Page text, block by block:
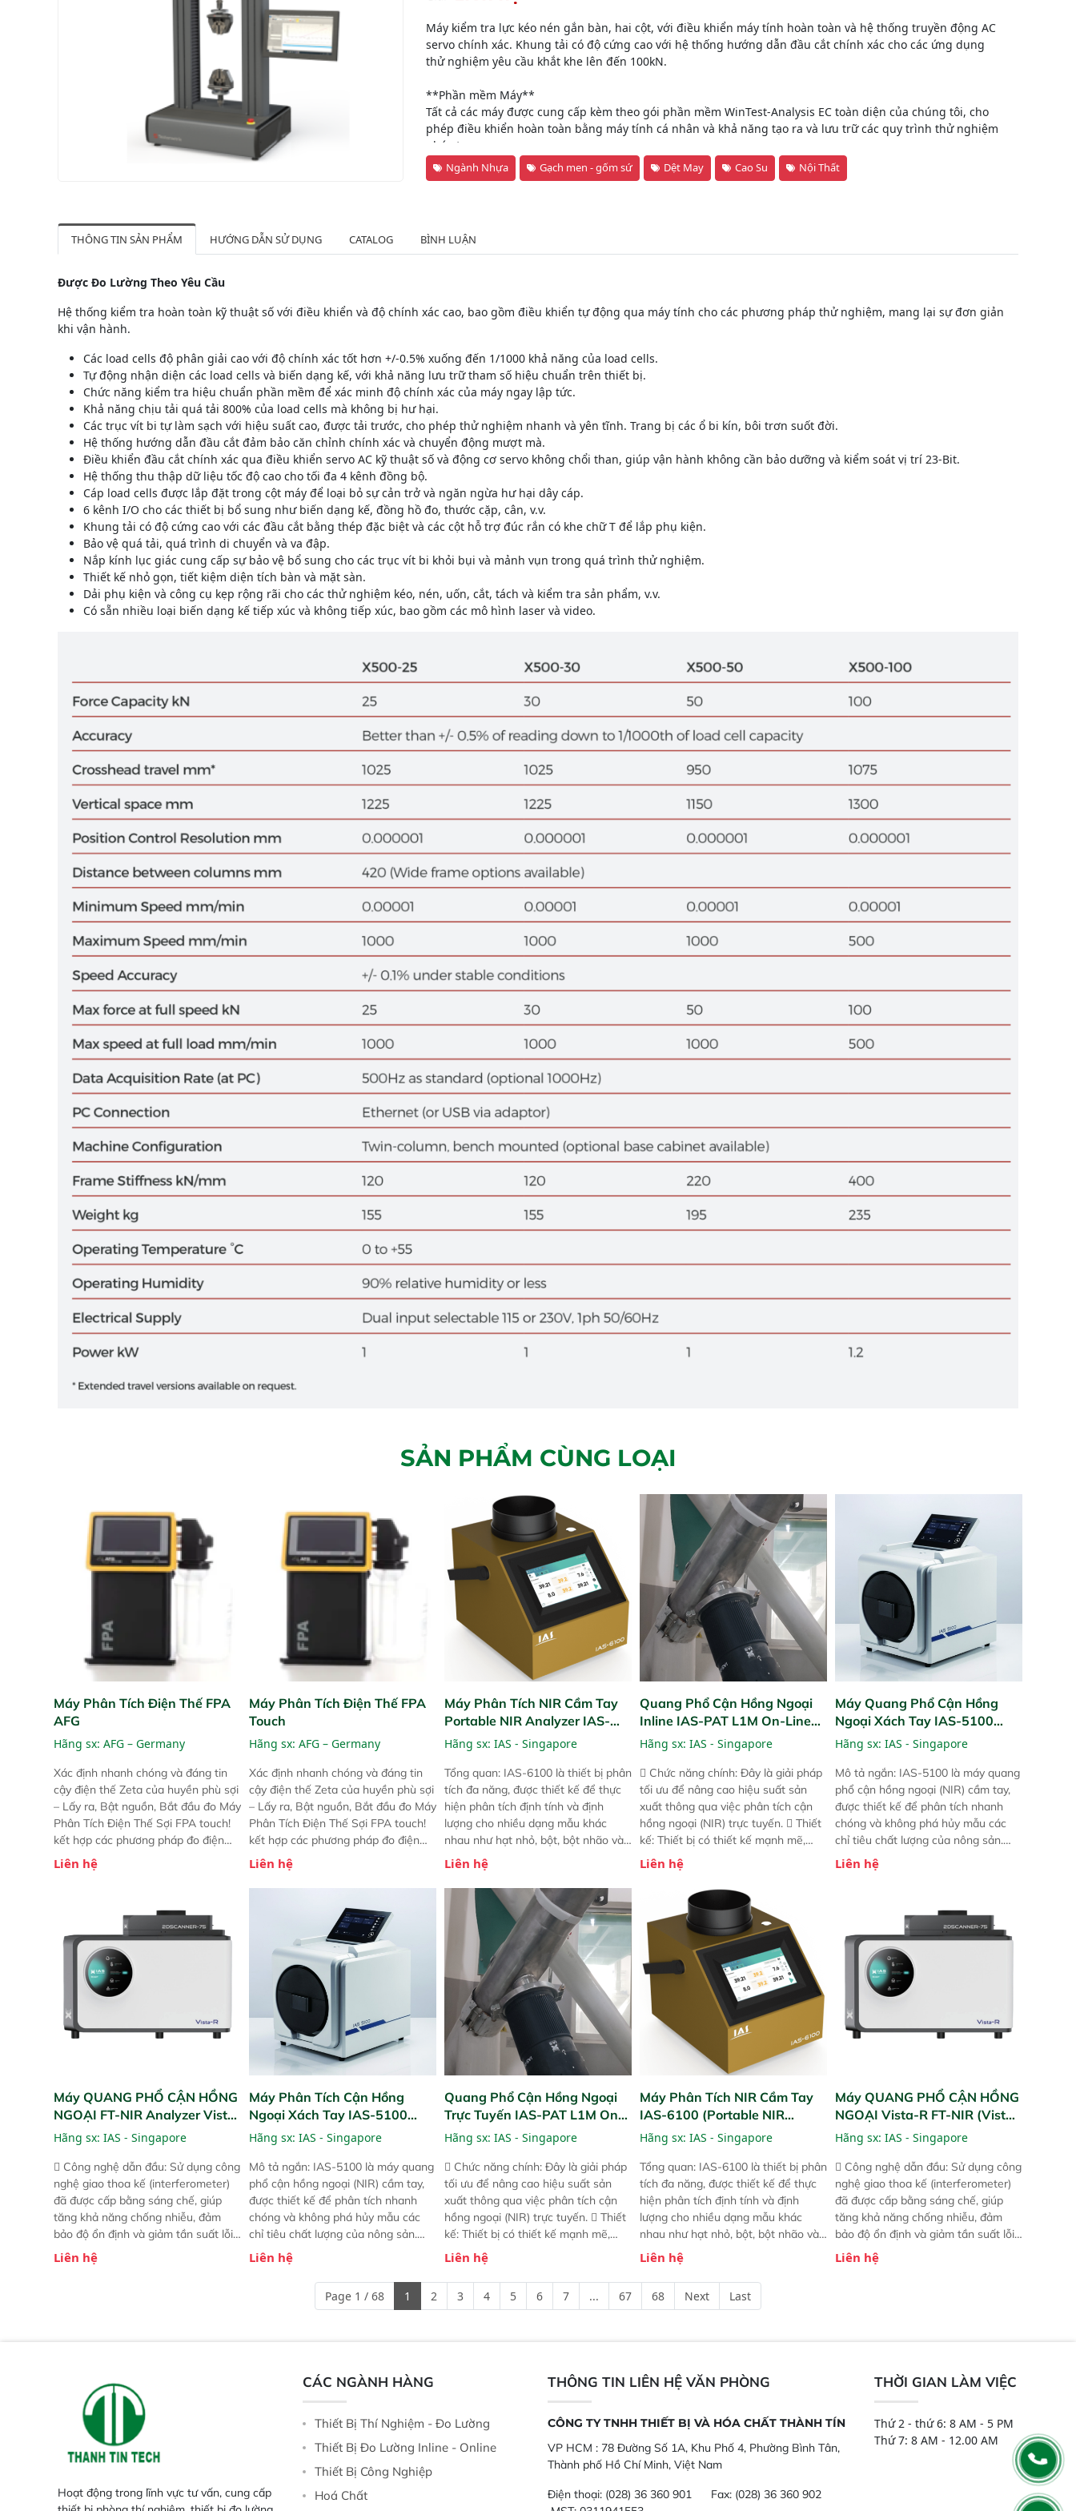
Máy kiểm tra lực kéo nén gắn bàn, hai cột, với điều khiển máy tính hoàn toàn và hệ thống truyền động AC
servo chính xác. Khung tải có độ cứng cao với hệ thống hướng dẫn đầu cắt chính xác cho các ứng dụng
thử nghiệm yêu cầu khắt khe lên đến 100kN.
**Phần mềm Máy**
Tất cả các máy được cung cấp kèm theo gói phần mềm WinTest-Analysis EC toàn diện của chúng tôi, cho
phép điều khiển hoàn toàn bằng máy tính cá nhân và khả năng tạo ra và lưu trữ các quy trình thử nghiệm
phức tạp.
Ngành Nhựa Gạch men - gốm sứ Dệt May Cao Su Nội Thất
THÔNG TIN SẢN PHẨM HƯỚNG DẪN SỬ DỤNG CATALOG BÌNH LUẬN
Được Đo Lường Theo Yêu Cầu
Hệ thống kiểm tra hoàn toàn kỹ thuật số với điều khiển và độ chính xác cao, bao gồm điều khiển tự động qua máy tính cho các phương pháp thử nghiệm, mang lại sự đơn giản
khi vận hành.
Các load cells độ phân giải cao với độ chính xác tốt hơn +/-0.5% xuống đến 1/1000 khả năng của load cells.
Tự động nhận diện các load cells và biến dạng kế, với khả năng lưu trữ tham số hiệu chuẩn trên thiết bị.
Chức năng kiểm tra hiệu chuẩn phần mềm để xác minh độ chính xác của máy ngay lập tức.
Khả năng chịu tải quá tải 800% của load cells mà không bị hư hại.
Các trục vít bi tự làm sạch với hiệu suất cao, được tải trước, cho phép thử nghiệm nhanh và yên tĩnh. Trang bị các ổ bi kín, bôi trơn suốt đời.
Hệ thống hướng dẫn đầu cắt đảm bảo căn chỉnh chính xác và chuyển động mượt mà.
Điều khiển đầu cắt chính xác qua điều khiển servo AC kỹ thuật số và động cơ servo không chổi than, giúp vận hành không cần bảo dưỡng và kiểm soát vị trí 23-Bit.
Hệ thống thu thập dữ liệu tốc độ cao cho tối đa 4 kênh đồng bộ.
Cáp load cells được lắp đặt trong cột máy để loại bỏ sự cản trở và ngăn ngừa hư hại dây cáp.
6 kênh I/O cho các thiết bị bổ sung như biến dạng kế, đồng hồ đo, thước cặp, cân, v.v.
Khung tải có độ cứng cao với các đầu cắt bằng thép đặc biệt và các cột hỗ trợ đúc rắn có khe chữ T để lắp phụ kiện.
Bảo vệ quá tải, quá trình di chuyển và va đập.
Nắp kính lục giác cung cấp sự bảo vệ bổ sung cho các trục vít bi khỏi bụi và mảnh vụn trong quá trình thử nghiệm.
Thiết kế nhỏ gọn, tiết kiệm diện tích bàn và mặt sàn.
Dải phụ kiện và công cụ kẹp rộng rãi cho các thử nghiệm kéo, nén, uốn, cắt, tách và kiểm tra sản phẩm, v.v.
Có sẵn nhiều loại biến dạng kế tiếp xúc và không tiếp xúc, bao gồm các mô hình laser và video.
SẢN PHẨM CÙNG LOẠI
Máy Phân Tích Điện Thế FPA
AFG
Hãng sx: AFG – Germany
Xác định nhanh chóng và đáng tin
cậy điện thế Zeta của huyền phù sợi
– Lấy ra, Bật nguồn, Bắt đầu đo Máy
Phân Tích Điện Thế Sợi FPA touch!
kết hợp các phương pháp đo điện
thế Zeta đã được chứng minh với sự
đơn giản tuyệt vời trong thao tác và
trước đó. Nhưng so với các phiên
bản trước, FPA touch! nhỏ hơn và
nhẹ hơn đáng kể, đồng thời được
nâng cấp với các tính năng mới.
Liên hệ
Máy Phân Tích Điện Thế FPA
Touch
Hãng sx: AFG – Germany
Xác định nhanh chóng và đáng tin
cậy điện thế Zeta của huyền phù sợi
– Lấy ra, Bật nguồn, Bắt đầu đo Máy
Phân Tích Điện Thế Sợi FPA touch!
kết hợp các phương pháp đo điện
thế Zeta đã được chứng minh với sự
đơn giản tuyệt vời trong thao tác và
vận hành của các phiên bản FPA
trước đó. Nhưng so với các phiên
bản trước, FPA touch! nhỏ hơn và
nhẹ hơn đáng kể, đồng thời được
nâng cấp với các tính năng mới.
Liên hệ
Máy Phân Tích NIR Cầm Tay
Portable NIR Analyzer IAS-
6100
Hãng sx: IAS - Singapore
Tổng quan: IAS-6100 là thiết bị phân
tích đa năng, được thiết kế để thực
hiện phân tích định tính và định
lượng cho nhiều dạng mẫu khác
nhau như hạt nhỏ, bột, bột nhão và
chất lỏng. Thiết bị này cho phép bất
kỳ ai cũng có thể thực hiện phân tích
đa thành phần chỉ với một nút bấm
đơn giản, mọi lúc, mọi nơi. Chuyên
dùng : phân tích mẫu nguyên liệu
thức ăn chăn nuôi, nguyên liệu thực
phẩm, nông sản,..
Liên hệ
Quang Phổ Cận Hồng Ngoại
Inline IAS-PAT L1M On-Line
NIR
Hãng sx: IAS - Singapore
 Chức năng chính: Đây là giải pháp
tối ưu để nâng cao hiệu suất sản
xuất thông qua việc phân tích cận
hồng ngoại (NIR) trực tuyến.  Thiết
kế: Thiết bị có thiết kế mạnh mẽ,
mô-đun hóa, hỗ trợ tản nhiệt tăng
cường và đã qua kiểm tra áp suất
nghiêm ngặt.  Cam kết: Mang lại
khả năng theo dõi thông số theo
thời gian thực và trực quan hóa dữ
liệu để tăng chỉ số ROI cho doanh
nghiệp.
Liên hệ
Máy Quang Phổ Cận Hồng
Ngoại Xách Tay IAS-5100
Portable NIR Analyzer
Hãng sx: IAS - Singapore
Mô tả ngắn: IAS-5100 là máy quang
phổ cận hồng ngoại (NIR) cầm tay,
được thiết kế để phân tích nhanh
chóng và không phá hủy mẫu các
chỉ tiêu chất lượng của nông sản.
Phạm vi sử dụng: Thiết bị linh hoạt
cho nhiều kịch bản khác nhau như
xuất hoặc trực tiếp ngoài đồng
Liên hệ
Máy QUANG PHỔ CẬN HỒNG
NGOẠI FT-NIR Analyzer Vista-
R
Hãng sx: IAS - Singapore
 Công nghệ dẫn đầu: Sử dụng công
nghệ giao thoa kế (interferometer)
đã được cấp bằng sáng chế, giúp
tăng khả năng chống nhiễu, đảm
bảo độ ổn định và giảm tần suất lỗi.
 Phạm vi ứng dụng rộng: Đáp ứng
nhu cầu kiểm tra đa dạng mẫu mã
Liên hệ
Máy Phân Tích Cận Hồng
Ngoại Xách Tay IAS-5100
(Portable NIR Analyzer)
Hãng sx: IAS - Singapore
Mô tả ngắn: IAS-5100 là máy quang
phổ cận hồng ngoại (NIR) cầm tay,
được thiết kế để phân tích nhanh
chóng và không phá hủy mẫu các
chỉ tiêu chất lượng của nông sản.
Phạm vi sử dụng: Thiết bị linh hoạt
cho nhiều kịch bản khác nhau như
tại điểm thu mua, trong xưởng sản
xuất hoặc trực tiếp ngoài đồng
Liên hệ
Quang Phổ Cận Hồng Ngoại
Trực Tuyến IAS-PAT L1M On-
Line NIR
Hãng sx: IAS - Singapore
 Chức năng chính: Đây là giải pháp
tối ưu để nâng cao hiệu suất sản
xuất thông qua việc phân tích cận
hồng ngoại (NIR) trực tuyến.  Thiết
kế: Thiết bị có thiết kế mạnh mẽ,
mô-đun hóa, hỗ trợ tản nhiệt tăng
cường và đã qua kiểm tra áp suất
nghiêm ngặt.  Cam kết: Mang lại
khả năng theo dõi thông số theo
Liên hệ
Máy Phân Tích NIR Cầm Tay
IAS-6100 (Portable NIR
Analyzer)
Hãng sx: IAS - Singapore
Tổng quan: IAS-6100 là thiết bị phân
tích đa năng, được thiết kế để thực
hiện phân tích định tính và định
lượng cho nhiều dạng mẫu khác
nhau như hạt nhỏ, bột, bột nhão và
chất lỏng. Thiết bị này cho phép bất
kỳ ai cũng có thể thực hiện phân tích
đa thành phần chỉ với một nút bấm
đơn giản, mọi lúc, mọi nơi. Chuyên
Liên hệ
Máy QUANG PHỔ CẬN HỒNG
NGOẠI Vista-R FT-NIR (Vista-
R FT-NIR Analyzer)
Hãng sx: IAS - Singapore
 Công nghệ dẫn đầu: Sử dụng công
nghệ giao thoa kế (interferometer)
đã được cấp bằng sáng chế, giúp
tăng khả năng chống nhiễu, đảm
bảo độ ổn định và giảm tần suất lỗi.
 Phạm vi ứng dụng rộng: Đáp ứng
nhu cầu kiểm tra đa dạng mẫu mã
Liên hệ
Page 1 / 68 1 2 3 4 5 6 7 ... 67 68 Next Last
Hoạt động trong lĩnh vực tư vấn, cung cấp
CÁC NGÀNH HÀNG
Thiết Bị Thí Nghiệm - Đo Lường
Thiết Bị Đo Lường Inline - Online
Thiết Bị Công Nghiệp
Hoá Chất
THÔNG TIN LIÊN HỆ VĂN PHÒNG
CÔNG TY TNHH THIẾT BỊ VÀ HÓA CHẤT THÀNH TÍN
VP HCM : 78 Đường Số 1A, Khu Phố 4, Phường Bình Tân,
Thành phố Hồ Chí Minh, Việt Nam
Điện thoại: (028) 36 360 901 Fax: (028) 36 360 902
THỜI GIAN LÀM VIỆC
Thứ 2 - thứ 6: 8 AM - 5 PM
Thứ 7: 8 AM - 12.00 AM